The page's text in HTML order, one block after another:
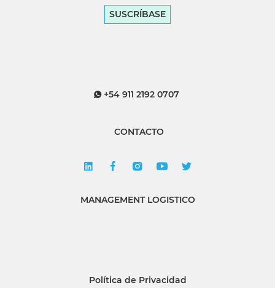
SUSCRÍBASE
+54 911 2192 0707
CONTACTO
MANAGEMENT LOGISTICO
Política de Privacidad